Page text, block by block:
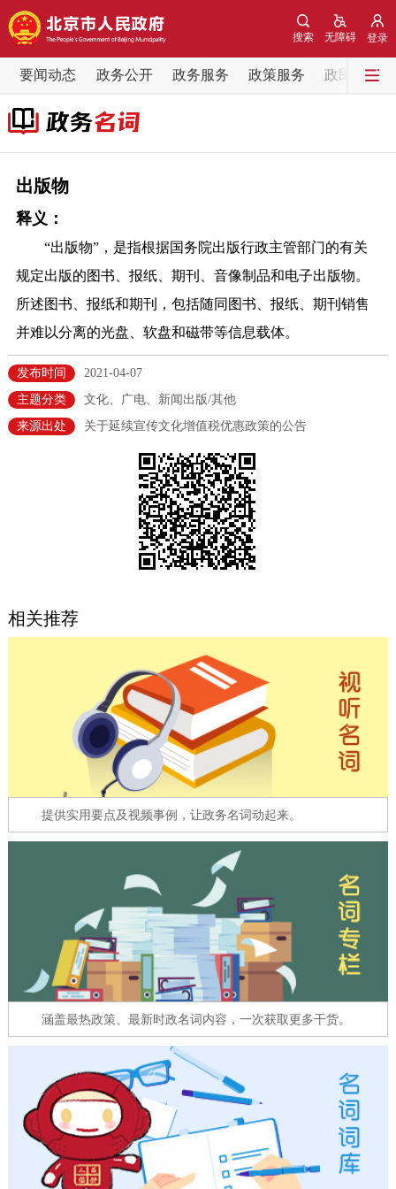
登录
无障碍
搜索
要闻动态 政务公开 政务服务 政策服务 政民互动
要闻动态
党中央精神
各区热点
政务公开
市领导 机构职能 政策服务
政策兑现
决策公开 专题公开
法人服务
利企服务
中介服务
12345网上接诉即办 我要咨询 我要建议
参与调查 在线访谈 图说互动
走进北京
北京概况 十六区概览 人文北京
图说北京 视频北京
多语种
ENGLISH 한국어
DEUTSCH FRANÇAIS РУССКИЙ ЯЗЫК
ESPAÑOL العربية PORTUGUÊS
ITALIANO
出版物
释义：
“出版物”，是指根据国务院出版行政主管部门的有关
规定出版的图书、报纸、期刊、音像制品和电子出版物。
所述图书、报纸和期刊，包括随同图书、报纸、期刊销售
并难以分离的光盘、软盘和磁带等信息载体。
发布时间
2021-04-07
主题分类
文化、广电、新闻出版/其他
来源出处
关于延续宣传文化增值税优惠政策的公告
相关推荐
提供实用要点及视频事例，让政务名词动起来。
涵盖最热政策、最新时政名词内容，一次获取更多干货。